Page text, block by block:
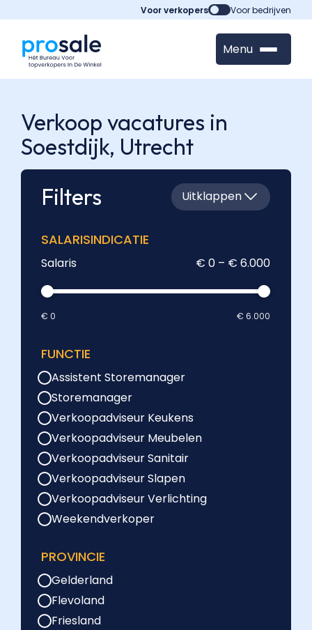
Voor verkopers Voor bedrijven
Menu
Verkoop vacatures in
Soestdijk, Utrecht
Filters
Uitklappen
SALARISINDICATIE
Salaris € 0 – € 6.000
€ 0 € 6.000
FUNCTIE
Assistent Storemanager
Storemanager
Verkoopadviseur Keukens
Verkoopadviseur Meubelen
Verkoopadviseur Sanitair
Verkoopadviseur Slapen
Verkoopadviseur Verlichting
Weekendverkoper
PROVINCIE
Gelderland
Flevoland
Friesland